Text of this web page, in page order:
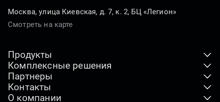
Москва, улица Киевская, д. 7, к. 2, БЦ «Легион»
Смотреть на карте
Продукты
Клиентские устройства
Серверы и хранение данных
Индустриальные решения
Комплексные решения
ПАК
Партнеры
Где купить
Дистрибьюторы
Контакты
Адреса офисов
О компании